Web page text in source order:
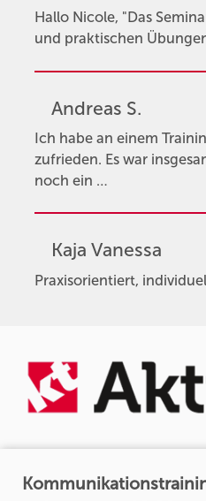
Hallo Nicole, "Das
und praktischen
Andreas S.
Ich habe an einem
zufrieden. Es war
noch ein …
Kaja Vanessa
Praxisorientiert,